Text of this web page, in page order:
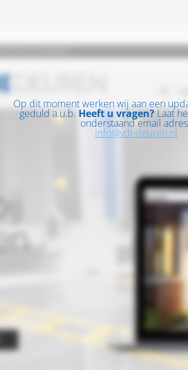
Op dit moment werken wij aan een
geduld a.u.b. Heeft u vragen? Laat
onderstaand email
info@vdi-deuren.nl